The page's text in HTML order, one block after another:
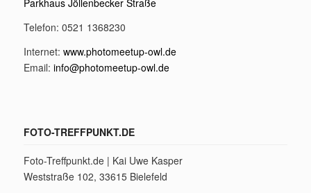
Telefon: 0521 1368230
Internet: www.photomeetup-owl.de
Email: info@photomeetup-owl.de
FOTO-TREFFPUNKT.DE
Foto-Treffpunkt.de | Kai Uwe Kasper
Weststraße 102, 33615 Bielefeld